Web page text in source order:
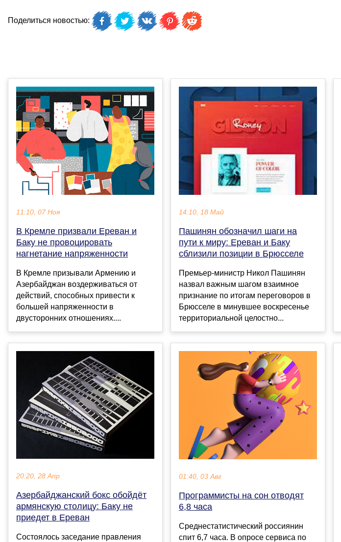
Поделиться новостью:
11:10, 07 Ноя
В Кремле призвали Ереван и
Баку не провоцировать
нагнетание напряженности
В Кремле призывали Армению и
Азербайджан воздерживаться от
действий, способных привести к
большей напряженности в
двусторонних отношениях....
20:20, 28 Апр
Азербайджанский бокс обойдëт
армянскую столицу: Баку не
приедет в Ереван
Состоялось заседание правления
14:10, 18 Май
Пашинян обозначил шаги на
пути к миру: Ереван и Баку
сблизили позиции в Брюсселе
Премьер-министр Никол Пашинян
назвал важным шагом взаимное
признание по итогам переговоров в
Брюсселе в минувшее воскресенье
территориальной целостно...
01:40, 03 Авг
Программисты на сон отводят
6,8 часа
Среднестатистический россиянин
спит 6,7 часа. В опросе сервиса по